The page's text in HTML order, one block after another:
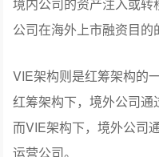
公司在海外上市融资目的
VIE架构则是红筹架构的
红筹架构下，境外公司通
而VIE架构下，境外公司
运营公司。